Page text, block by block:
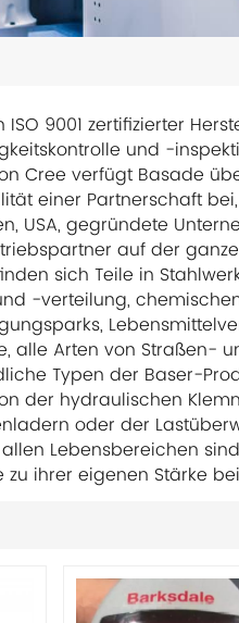
9001 zertifizierter
und -
Cree verfügt Basade
einer Partnerschaft
USA, gegründete
auf der
sich Teile in
-verteilung,
alle Arten von Straßen-
Typen der Baser-
der hydraulischen
oder der
Lebensbereichen
ihrer eigenen Stärke